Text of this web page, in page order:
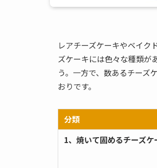
レアチーズケーキやベイク
ズケーキには色々な種類が
う。一方で、数あるチーズ
おりです。
分類
1、焼いて固めるチーズケ